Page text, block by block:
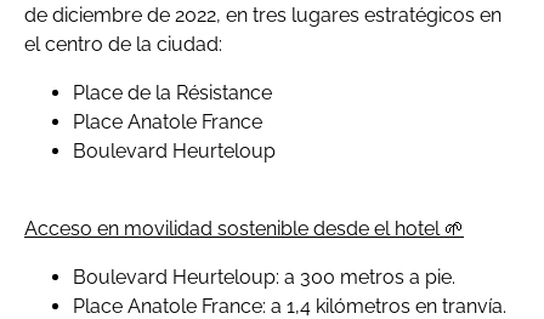
de diciembre de 2022, en tres lugares estratégicos en
el centro de la ciudad:
Place de la Résistance
Place Anatole France
Boulevard Heurteloup
Acceso en movilidad sostenible desde el hotel 🌱
Boulevard Heurteloup: a 300 metros a pie.
Place Anatole France: a 1,4 kilómetros en tranvía.